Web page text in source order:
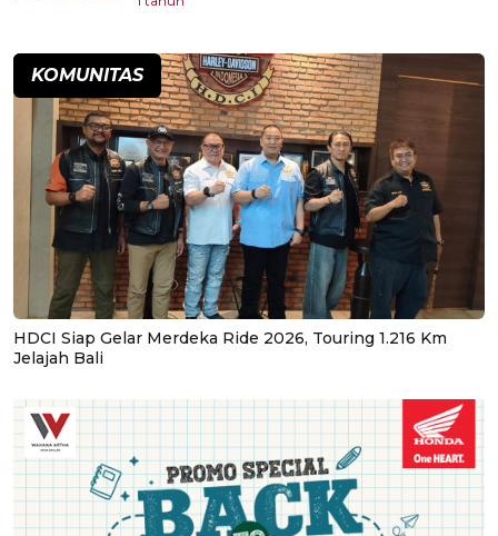
KOMUNITAS
HDCI Siap Gelar Merdeka Ride 2026, Touring 1.216 Km
Jelajah Bali